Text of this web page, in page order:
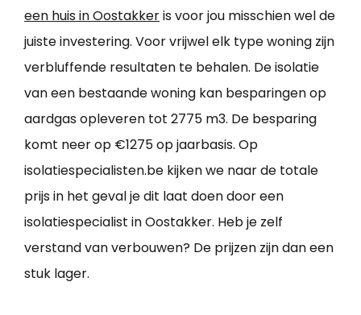
een huis in Oostakkeris voor jou misschien wel de
juiste investering. Voor vrijwel elk type woning zijn
verbluffende resultaten te behalen. De isolatie
van een bestaande woning kan besparingen op
aardgas opleveren tot 2775 m3. De besparing
komt neer op €1275 op jaarbasis. Op
isolatiespecialisten.be kijken we naar de totale
prijs in het geval je dit laat doen door een
isolatiespecialist in Oostakker. Heb je zelf
verstand van verbouwen? De prijzen zijn dan een
stuk lager.